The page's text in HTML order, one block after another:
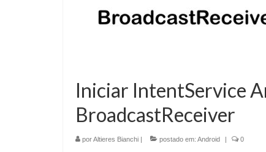
Iniciar IntentService
BroadcastReceiver
porAltieres Bianchi | postado em: Android | 0